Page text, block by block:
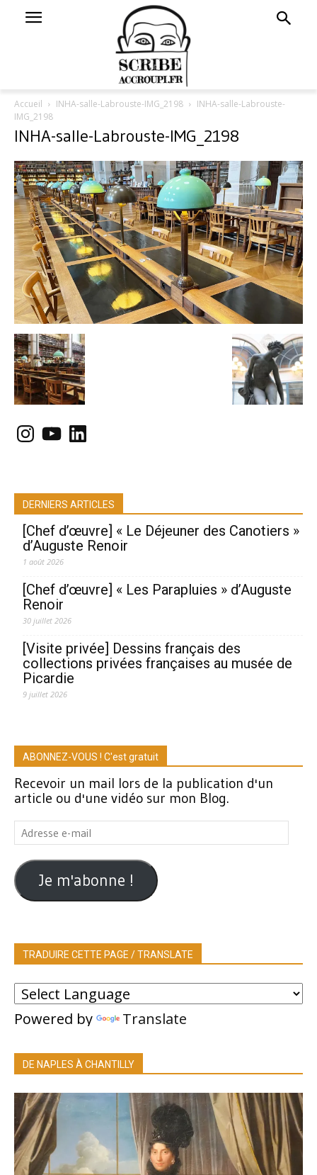
Accueil INHA-salle-Labrouste-IMG_2198
INHA-salle-Labrouste-
IMG_2198
INHA-salle-Labrouste-IMG_2198
Instagram
YouTubeLinkedIn
DERNIERS ARTICLES
[Chef d’œuvre] « Le Déjeuner des Canotiers »
d’Auguste Renoir
1 août 2026
[Chef d’œuvre] « Les Parapluies » d’Auguste
Renoir
30 juillet 2026
[Visite privée] Dessins français des
collections privées françaises au musée de
Picardie
9 juillet 2026
ABONNEZ-VOUS ! C'est gratuit
Recevoir un mail lors de la publication d'un
article ou d'une vidéo sur mon Blog.
Adresse
e-
mail
Je m'abonne !
TRADUIRE CETTE PAGE / TRANSLATE
Powered by Translate
DE NAPLES À CHANTILLY